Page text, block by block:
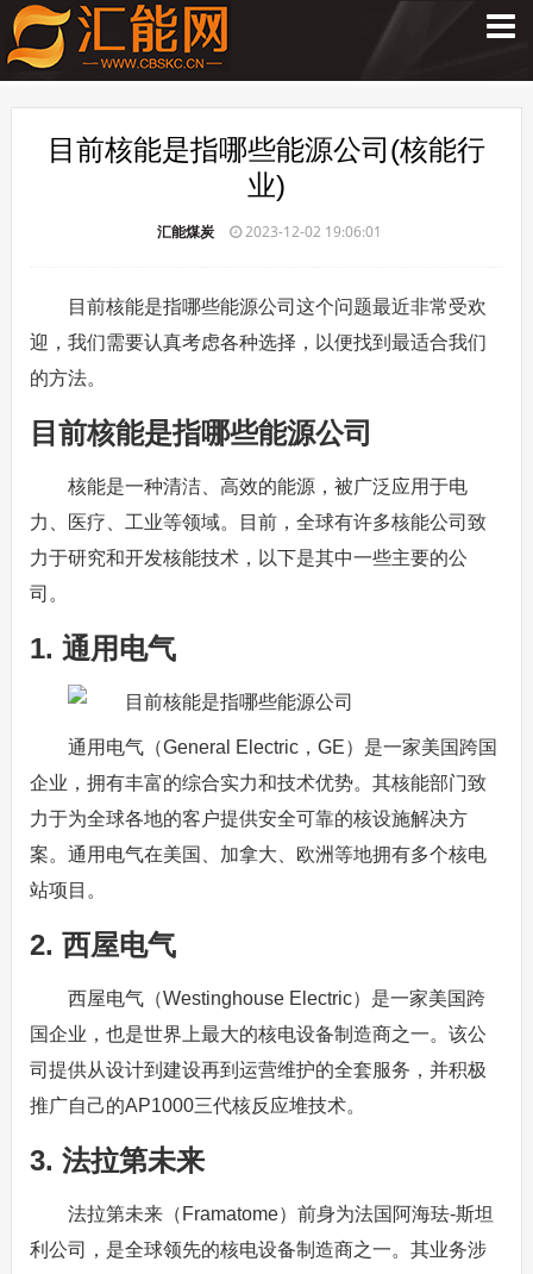
目前核能是指哪些能源公司(核能行
业)
汇能煤炭 2023-12-02 19:06:01
目前核能是指哪些能源公司这个问题最近非常受欢
迎，我们需要认真考虑各种选择，以便找到最适合我们
的方法。
目前核能是指哪些能源公司
核能是一种清洁、高效的能源，被广泛应用于电
力、医疗、工业等领域。目前，全球有许多核能公司致
力于研究和开发核能技术，以下是其中一些主要的公
司。
1. 通用电气
通用电气（General Electric，GE）是一家美国跨国
企业，拥有丰富的综合实力和技术优势。其核能部门致
力于为全球各地的客户提供安全可靠的核设施解决方
案。通用电气在美国、加拿大、欧洲等地拥有多个核电
站项目。
2. 西屋电气
西屋电气（Westinghouse Electric）是一家美国跨
国企业，也是世界上最大的核电设备制造商之一。该公
司提供从设计到建设再到运营维护的全套服务，并积极
推广自己的AP1000三代核反应堆技术。
3. 法拉第未来
法拉第未来（Framatome）前身为法国阿海珐-斯坦
利公司，是全球领先的核电设备制造商之一。其业务涉